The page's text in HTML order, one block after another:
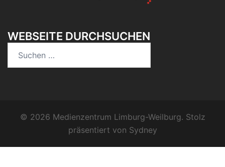
WEBSEITE DURCHSUCHEN
nach:
© 2026 Medienzentrum Limburg-Weilburg. Stolz
präsentiert von Sydney